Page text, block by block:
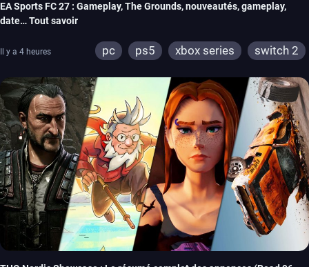
EA Sports FC 27 : Gameplay, The Grounds, nouveautés, gameplay,
date… Tout savoir
Il y a 4 heures pc ps5 xbox series switch 2